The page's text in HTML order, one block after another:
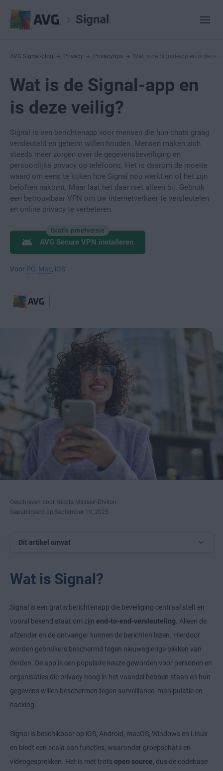
Signal
AVG Signal-blog Privacy Privacytips Wat is de Signal-app en is deze
Wat is de Signal-app en
is deze veilig?
Signal is een berichtenapp voor mensen die hun chats graag
versleuteld en geheim willen houden. Mensen maken zich
steeds meer zorgen over de gegevensbeveiliging en
persoonlijke privacy op telefoons. Het is daarom de moeite
waard om eens te kijken hoe Signal nou werkt en of het zijn
beloften nakomt. Maar laat het daar niet alleen bij. Gebruik
een betrouwbaar VPN om uw internetverkeer te versleutelen
en online privacy te verbeteren.
Gratis proefversie
AVG Secure VPN installeren
Voor PC Mac iOS
Geschreven door Nicola Massier-Dhillon
Gepubliceerd op September 19, 2025
Dit artikel omvat
Wat is Signal?
Signal is een gratis berichtenapp die beveiliging centraal stelt en
vooral bekend staat om zijn end-to-end-versleuteling. Alleen de
afzender en de ontvanger kunnen de berichten lezen. Hierdoor
worden gebruikers beschermd tegen nieuwsgierige blikken van
derden. De app is een populaire keuze geworden voor personen en
organisaties die privacy hoog in het vaandel hebben staan en hun
gegevens willen beschermen tegen surveillance, manipulatie en
hacking.
Signal is beschikbaar op iOS, Android, macOS, Windows en Linux
en biedt een scala aan functies, waaronder groepschats en
videogesprekken. Het is met trots open source, dus de codebase